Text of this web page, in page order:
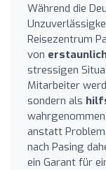
Während die
Reisezentrum
von
stressigen
Mitarbeiter
sondern als
anstatt
nach Pasing
ein Garant für